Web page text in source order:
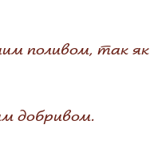
поливом, так як
добривом.